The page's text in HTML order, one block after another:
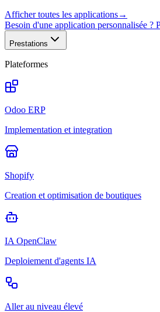
Afficher toutes les applications→
Besoin d'une application personnalisée ?
Prestations
Plateformes
Odoo ERP
Implementation et integration
Shopify
Creation et optimisation de boutiques
IA OpenClaw
Deploiement d'agents IA
Aller au niveau élevé